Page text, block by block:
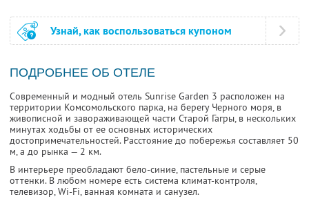
Узнай, как воспользоваться купоном
ПОДРОБНЕЕ ОБ ОТЕЛЕ
Современный и модный отель Sunrise Garden 3 расположен на
территории Комсомольского парка, на берегу Черного моря, в
живописной и завораживающей части Старой Гагры, в нескольких
минутах ходьбы от ее основных исторических
достопримечательностей. Расстояние до побережья составляет 50
м, а до рынка — 2 км.
В интерьере преобладают бело-синие, пастельные и серые
оттенки. В любом номере есть система климат-контроля,
телевизор, Wi-Fi, ванная комната и санузел.